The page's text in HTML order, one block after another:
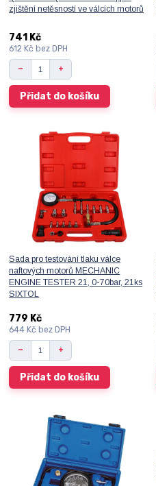
zjištění netěsností ve válcích motorů
741 Kč
612 Kčbez DPH
Přidat do košíku
Sada pro testování tlaku válce
naftových motorů MECHANIC
ENGINE TESTER 21, 0-70bar, 21ks
SIXTOL
779 Kč
644 Kčbez DPH
Přidat do košíku